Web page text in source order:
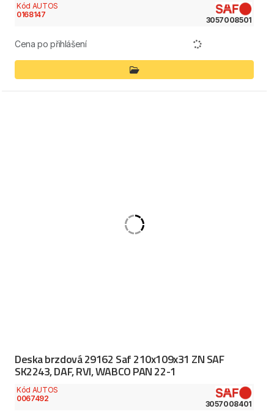
Kód AUTOS
0168147
3057008501
Cena po přihlášení
Deska brzdová 29162 Saf 210x109x31 ZN SAF
SK2243, DAF, RVI, WABCO PAN 22-1
Kód AUTOS
0067492
3057008401